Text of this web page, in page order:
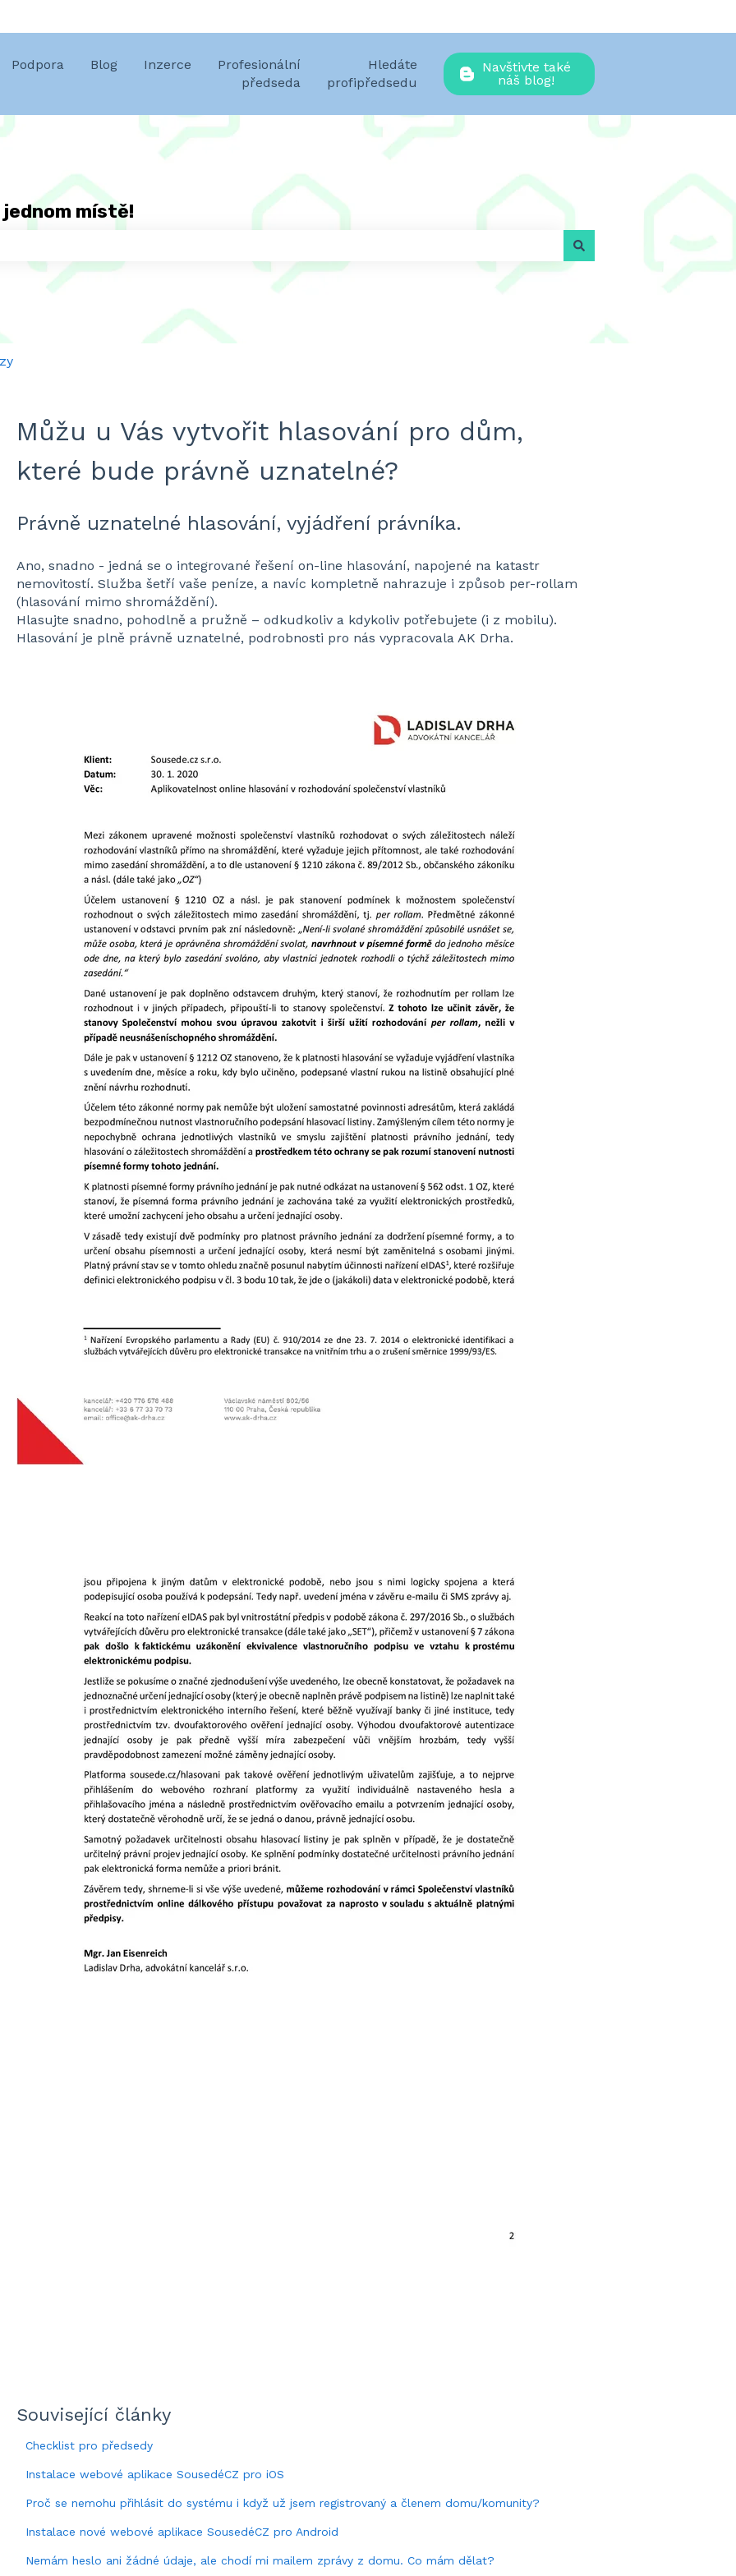
Podpora Blog Inzerce
Profesionální
předseda
Hledáte
profipředsedu
Navštivte také
náš blog!
místě!
pole hledání je prázdné.
Můžu u Vás vytvořit hlasování pro dům,
které bude právně uznatelné?
Právně uznatelné hlasování, vyjádření právníka.
Ano, snadno - jedná se o integrované řešení on-line hlasování, napojené na katastr
nemovitostí. Služba šetří vaše peníze, a navíc kompletně nahrazuje i způsob per-rollam
(hlasování mimo shromáždění).
Hlasujte snadno, pohodlně a pružně – odkudkoliv a kdykoliv potřebujete (i z mobilu).
Hlasování je plně právně uznatelné, podrobnosti pro nás vypracovala AK Drha.
Související články
Checklist pro předsedy
Instalace webové aplikace SousedéCZ pro iOS
Proč se nemohu přihlásit do systému i když už jsem registrovaný a členem domu/komunity?
Instalace nové webové aplikace SousedéCZ pro Android
Nemám heslo ani žádné údaje, ale chodí mi mailem zprávy z domu. Co mám dělat?